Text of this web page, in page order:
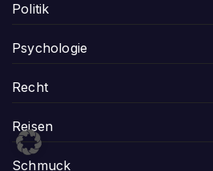
Politik
Psychologie
Recht
Reisen
Schmuck